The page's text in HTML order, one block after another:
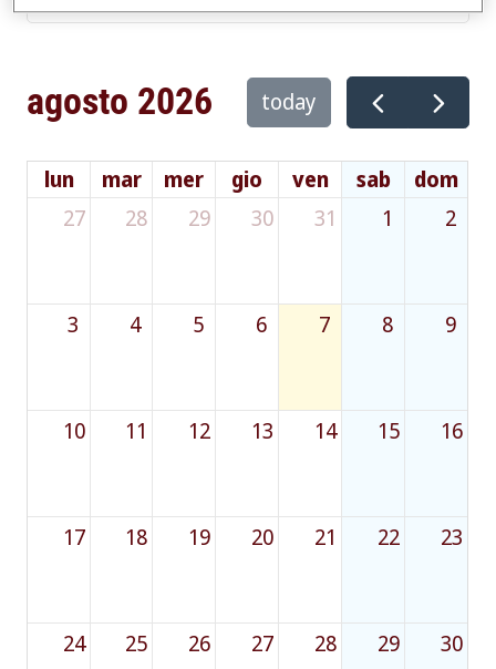
agosto 2026 today
lun mar mer gio ven sab
dom
27
28 29 30 31 1 2
3 4 5 6 7 8 9
10 11 12 13 14 15 16
17 18 19 20 21 22 23
24 25 26 27 28 29 30